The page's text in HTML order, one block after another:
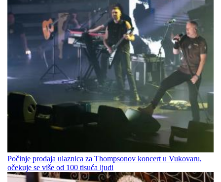
Počinje prodaja ulaznica za Thompsonov koncert u Vukovaru,
očekuje se više od 100 tisuća ljudi